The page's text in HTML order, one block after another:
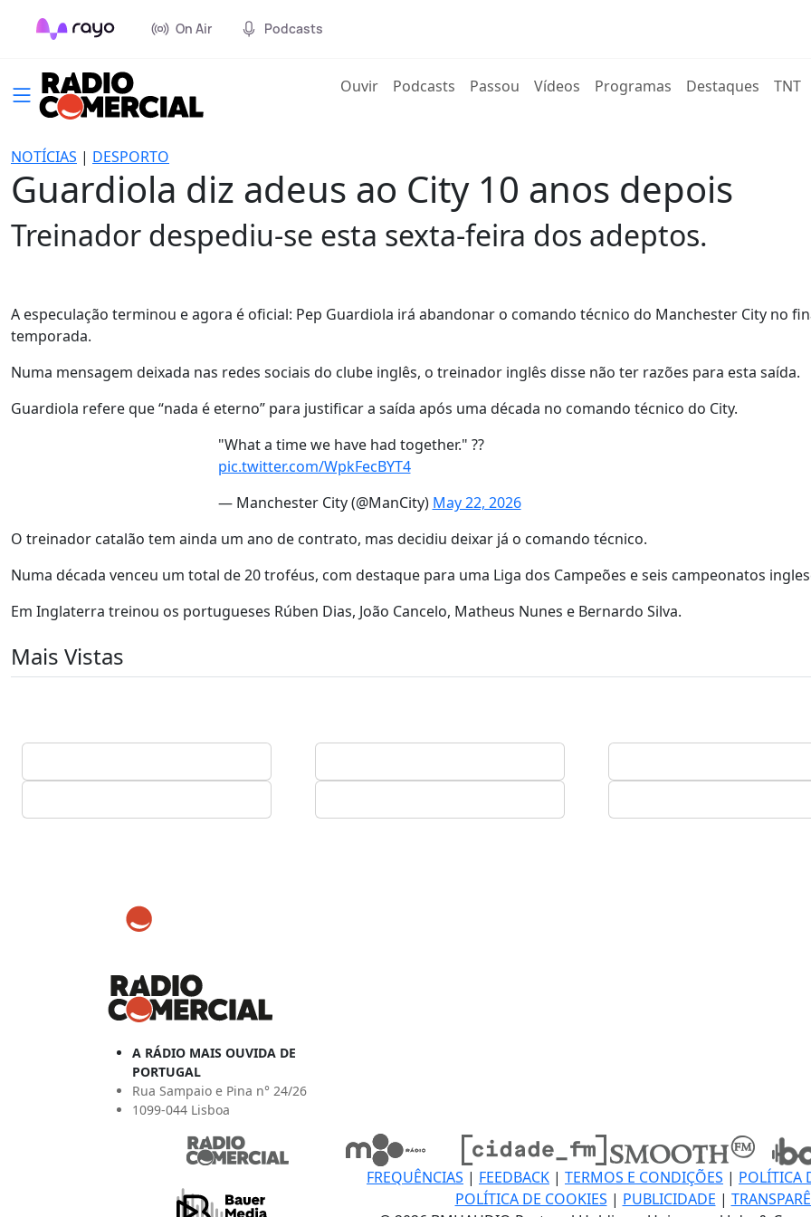
On Air Podcasts
Ouvir(current)
Podcasts Passou Vídeos Programas Destaques TNT
NOTÍCIAS | DESPORTO
Guardiola diz adeus ao City 10 anos depois
Treinador despediu-se esta sexta-feira dos adeptos.
A especulação terminou e agora é oficial: Pep Guardiola irá abandonar o comando técnico do Manchester City no
temporada.
Numa mensagem deixada nas redes sociais do clube inglês, o treinador inglês disse não ter razões para esta saída.
Guardiola refere que “nada é eterno” para justificar a saída após uma década no comando técnico do City.
"What a time we have had together." ??
pic.twitter.com/WpkFecBYT4
— Manchester City (@ManCity) May 22, 2026
O treinador catalão tem ainda um ano de contrato, mas decidiu deixar já o comando técnico.
Numa década venceu um total de 20 troféus, com destaque para uma Liga dos Campeões e seis campeonatos
Em Inglaterra treinou os portugueses Rúben Dias, João Cancelo, Matheus Nunes e Bernardo Silva.
Mais Vistas
A RÁDIO MAIS OUVIDA DE
PORTUGAL
Rua Sampaio e Pina n° 24/26
1099-044 Lisboa
FREQUÊNCIAS | FEEDBACK | TERMOS E CONDIÇÕES | POLÍTICA
POLÍTICA DE COOKIES | PUBLICIDADE |